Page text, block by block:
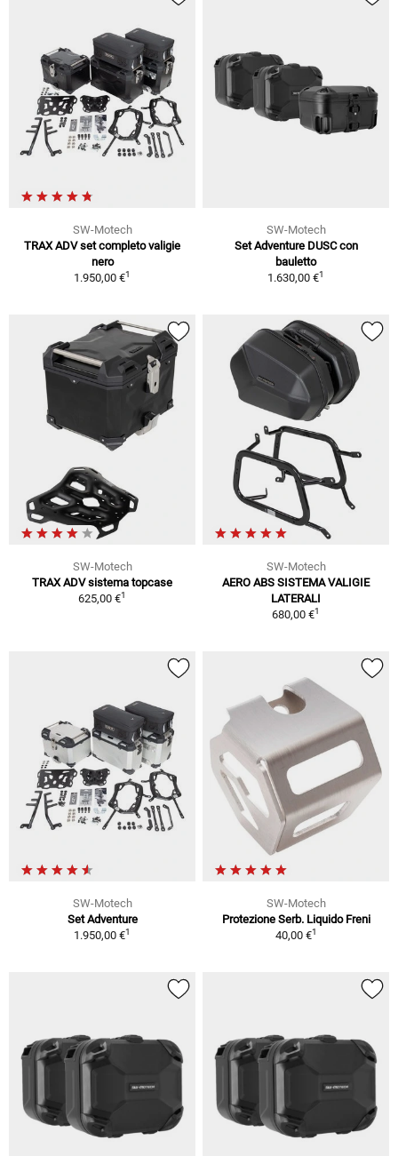
SW-Motech
TRAX ADV set completo valigie
nero
1.950,00 €1
SW-Motech
Set Adventure DUSC con
bauletto
1.630,00 €1
SW-Motech
TRAX ADV sistema topcase
625,00 €1
SW-Motech
AERO ABS SISTEMA VALIGIE
LATERALI
680,00 €1
SW-Motech
Set Adventure
1.950,00 €1
SW-Motech
Protezione Serb. Liquido Freni
40,00 €1